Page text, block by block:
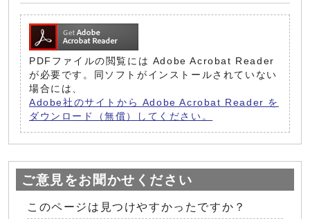
PDFファイルの閲覧には Adobe Acrobat Reader
が必要です。同ソフトがインストールされていない
場合には、
Adobe社のサイトから Adobe Acrobat Reader を
ダウンロード（無償）してください。
ご意見をお聞かせください
このページは見つけやすかったですか？